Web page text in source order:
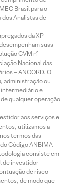
Brasil para o
Analistas de
da XP
suas
CVM nº
Nacional das
– ANCORD. O
administração ou
e
qualquer operação
aos serviços e
utilizamos a
termos das
Código ANBIMA
consiste em
de investidor
de risco
de modo que